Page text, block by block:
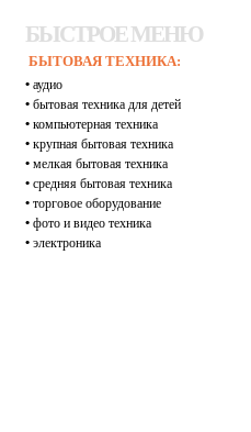
БЫСТРОЕ МЕНЮ
БЫТОВАЯ ТЕХНИКА:
• аудио
• бытовая техника для детей
• компьютерная техника
• крупная бытовая техника
• мелкая бытовая техника
• средняя бытовая техника
• торговое оборудование
• фото и видео техника
• электроника